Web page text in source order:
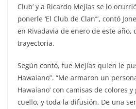
Club’ y a Ricardo Mejías se lo
ponerle ‘El Club de Clan’”, contó
en Rivadavia de enero de este año,
trayectoria.
Según contó, fue Mejías quien le
Hawaiano”. “Me armaron un
Hawaiano’ con camisas de colores
cuello, y toda la difusión. De una